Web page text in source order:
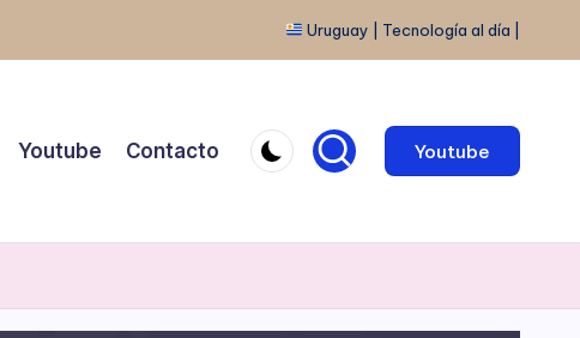
Uruguay | Tecnología al día |
Youtube Contacto Youtube